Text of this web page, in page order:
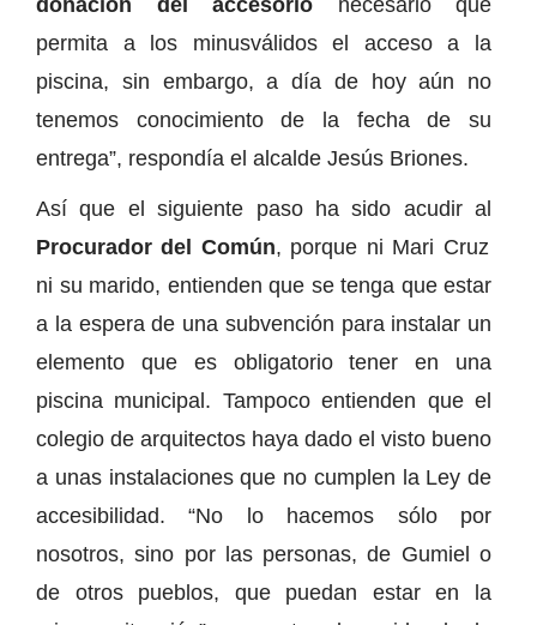
donación del accesorio necesario que
permita a los minusválidos el acceso a la
piscina, sin embargo, a día de hoy aún no
tenemos conocimiento de la fecha de su
entrega”, respondía el alcalde Jesús Briones.
Así que el siguiente paso ha sido acudir al
Procurador del Común, porque ni Mari Cruz
ni su marido, entienden que se tenga que estar
a la espera de una subvención para instalar un
elemento que es obligatorio tener en una
piscina municipal. Tampoco entienden que el
colegio de arquitectos haya dado el visto bueno
a unas instalaciones que no cumplen la Ley de
accesibilidad. “No lo hacemos sólo por
nosotros, sino por las personas, de Gumiel o
de otros pueblos, que puedan estar en la